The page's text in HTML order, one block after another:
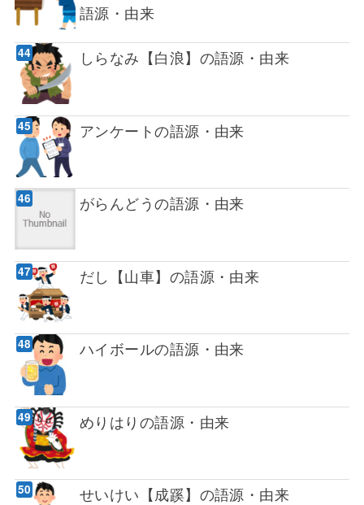
語源・由来
しらなみ【白浪】の語源・由来
アンケートの語源・由来
がらんどうの語源・由来
だし【山車】の語源・由来
ハイボールの語源・由来
めりはりの語源・由来
せいけい【成蹊】の語源・由来